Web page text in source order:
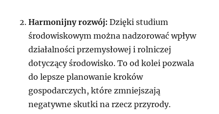
Harmonijny rozwój: Dzięki studium
środowiskowym można nadzorować wpływ
działalności przemysłowej i rolniczej
dotyczący środowisko. To od kolei pozwala
do lepsze planowanie kroków
gospodarczych, które zmniejszają
negatywne skutki na rzecz przyrody.